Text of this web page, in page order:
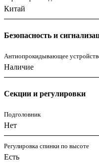
Китай
Безопасность и
Антиопрокидывающее
Наличие
Секции и регулировки
Подголовник
Нет
Регулировка спинки по высоте
Есть